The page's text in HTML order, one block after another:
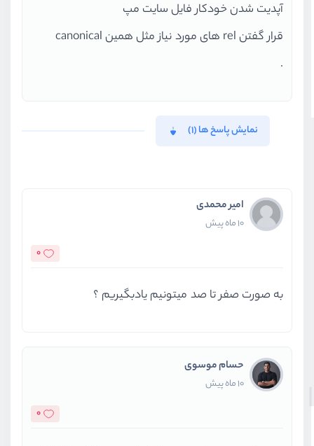
آپدیت شدن خودکار فایل سایت مپ
قرار گفتن rel های مورد نیاز مثل همین canonical
.
نمایش پاسخ ها (1)
امیر محمدی
10 ماه پیش
0
به صورت صفر تا صد میتونیم یادبگیریم ؟
حسام موسوی
10 ماه پیش
0